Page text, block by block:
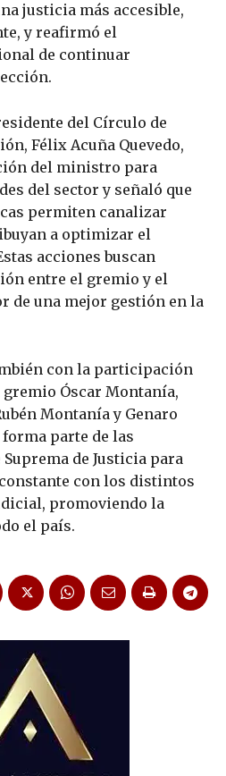
justicia más accesible,
y reafirmó el
de continuar
del Círculo de
Félix Acuña Quevedo,
del ministro para
del sector y señaló que
permiten canalizar
a optimizar el
acciones buscan
entre el gremio y el
de una mejor gestión en la
con la participación
Óscar Montanía,
Montanía y Genaro
parte de las
de Justicia para
con los distintos
promoviendo la
el país.